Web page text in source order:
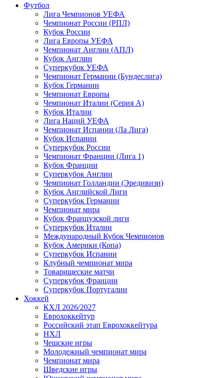
Футбол
Лига Чемпионов УЕФА
Чемпионат России (РПЛ)
Кубок России
Лига Европы УЕФА
Чемпионат Англии (АПЛ)
Кубок Англии
Суперкубок УЕФА
Чемпионат Германии (Бундеслига)
Кубок Германии
Чемпионат Европы
Чемпионат Италии (Серия А)
Кубок Италии
Лига Наций УЕФА
Чемпионат Испании (Ла Лига)
Кубок Испании
Суперкубок России
Чемпионат Франции (Лига 1)
Кубок Франции
Суперкубок Англии
Чемпионат Голландии (Эредивизи)
Кубок Английской Лиги
Суперкубок Германии
Чемпионат мира
Кубок Французской лиги
Суперкубок Италии
Международный Кубок Чемпионов
Кубок Америки (Копа)
Суперкубок Испании
Клубный чемпионат мира
Товарищеские матчи
Суперкубок Франции
Суперкубок Португалии
Хоккей
КХЛ 2026/2027
Еврохоккейтур
Российский этап Еврохоккейтура
НХЛ
Чешские игры
Молодежный чемпионат мира
Чемпионат мира
Шведские игры